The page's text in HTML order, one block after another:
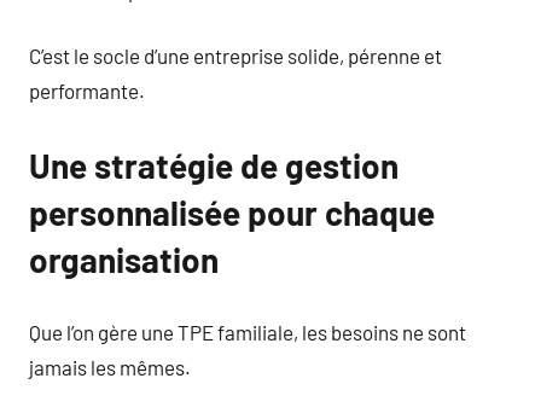
C’est le socle d’une entreprise solide, pérenne et
performante.
Une stratégie de gestion
personnalisée pour chaque
organisation
Que l’on gère une TPE familiale, les besoins ne sont
jamais les mêmes.